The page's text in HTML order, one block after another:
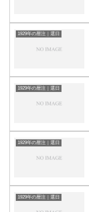
1929年の暦注｜選日
1929年の暦注｜選日
1929年の暦注｜選日
1929年の暦注｜選日